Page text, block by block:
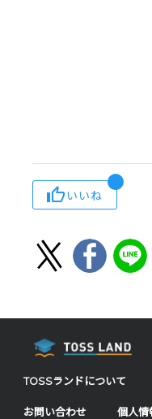
いいね
TOSSランドについて
お問い合わせ 個人情